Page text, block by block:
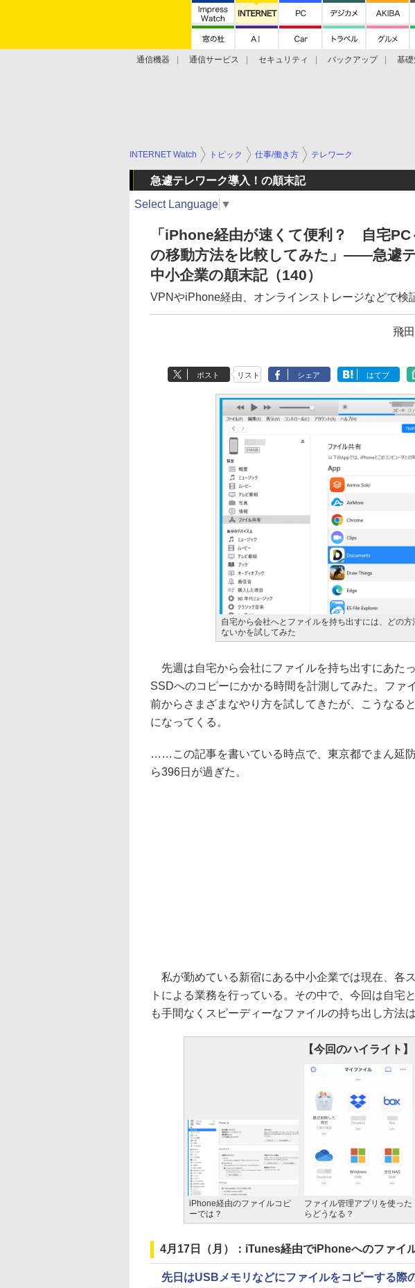
通信機器 通信サービス セキュリティ バックアップ 基
INTERNET Watch トピック 仕事/働き方 テレワーク
急遽テレワーク導入！の顛末記
Select Language ▼
「iPhone経由が速くて便利？ 自宅
の移動方法を比較してみた」――急遽
中小企業の顛末記（140）
VPNやiPhone経由、オンラインストレージなどで検
飛
ポスト リスト シェア はてブ
自宅から会社へとファイルを持ち出すには、どの
ないかを試してみた
先週は自宅から会社にファイルを持ち出すにあた
SSDへのコピーにかかる時間を計測してみた。ファ
前からさまざまなやり方を試してきたが、こうなる
になってくる。
……この記事を書いている時点で、東京都でまん延
ら396日が過ぎた。
私が勤めている新宿にある中小企業では現在、各
トによる業務を行っている。その中で、今回は自宅
も手間なくスピーディーなファイルの持ち出し方法
【今回のハイライト】
iPhone経由のファイルコピ
ーでは？
ファイル管理アプリを使った
らどうなる？
4月17日（月）：iTunes経由でiPhoneへのファイ
先日はUSBメモリなどにファイルをコピーする際